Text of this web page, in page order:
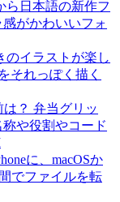
ら日本語の新作フ
がかわいいフォ
のイラストが楽し
それっぽく描く
？ 弁当グリッ
や役割やコード
に、macOSか
でファイルを転